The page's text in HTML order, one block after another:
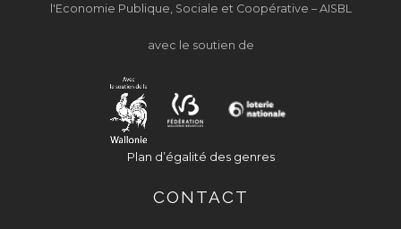
l'Economie Publique, Sociale et Coopérative – AISBL
avec le soutien de
Plan d’égalité des genres
CONTACT